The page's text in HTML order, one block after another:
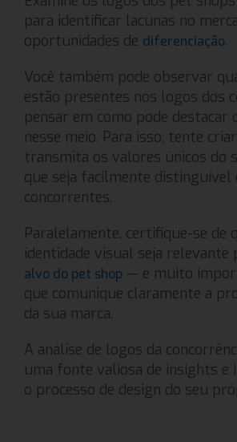
para identificar lacunas no
oportunidades de diferenciação.
Você também pode observar
estão presentes nos logos dos
pensar em como pode destacar
nesse meio. Para isso, tente
transmita os valores únicos do
que seja facilmente distinguível
concorrentes.
Paralelamente, certifique-se de
identidade visual seja relevante
alvo do pet shop — e muito
que comunique claramente a
da sua marca.
A análise de logos da
uma fonte valiosa de insights e
o processo de design do seu